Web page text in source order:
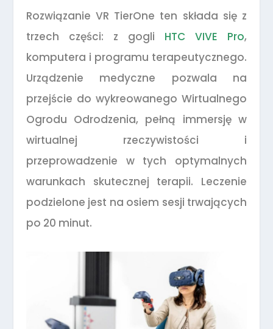
Rozwiązanie VR TierOne ten składa się z
trzech części: z gogli HTC VIVE Pro,
komputera i programu terapeutycznego.
Urządzenie medyczne pozwala na
przejście do wykreowanego Wirtualnego
Ogrodu Odrodzenia, pełną immersję w
wirtualnej rzeczywistości i
przeprowadzenie w tych optymalnych
warunkach skutecznej terapii. Leczenie
podzielone jest na osiem sesji trwających
po 20 minut.